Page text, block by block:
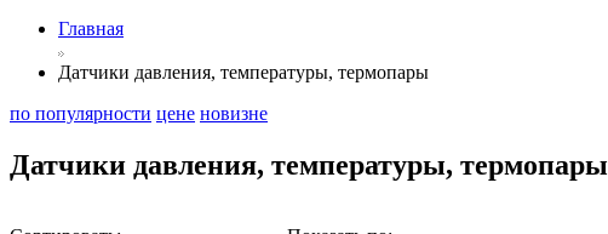
Главная
Датчики давления, температуры, термопары
по популярности цене новизне
Датчики давления, температуры, термопары